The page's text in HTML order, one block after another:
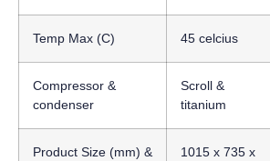
Temp Max (C) 45 celcius
Compressor &
condenser
Scroll &
titanium
Product Size (mm) &
1015 x 735 x